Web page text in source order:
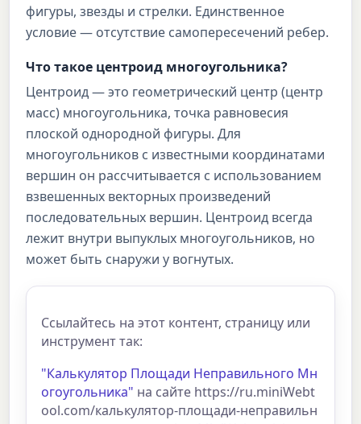
фигуры, звезды и стрелки. Единственное
условие — отсутствие самопересечений ребер.
Что такое центроид многоугольника?
Центроид — это геометрический центр (центр
масс) многоугольника, точка равновесия
плоской однородной фигуры. Для
многоугольников с известными координатами
вершин он рассчитывается с использованием
взвешенных векторных произведений
последовательных вершин. Центроид всегда
лежит внутри выпуклых многоугольников, но
может быть снаружи у вогнутых.
Ссылайтесь на этот контент, страницу или
инструмент так:
"Калькулятор Площади Неправильного Мн
огоугольника" на сайте https://ru.miniWebt
ool.com/калькулятор-площади-неправильн